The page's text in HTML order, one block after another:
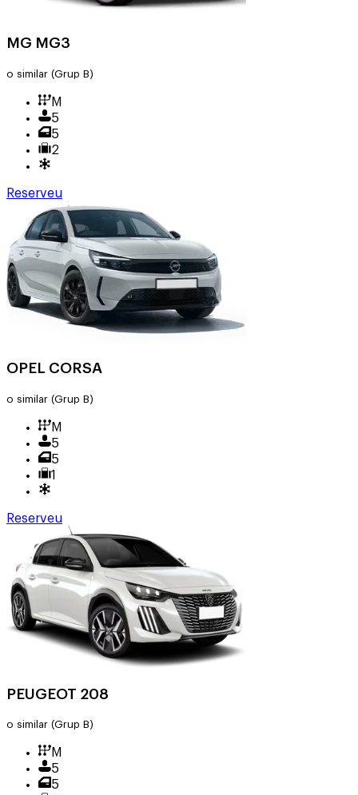
MG MG3
o similar (Grup B)
M
5
5
2
Reserveu
OPEL CORSA
o similar (Grup B)
M
5
5
1
Reserveu
PEUGEOT 208
o similar (Grup B)
M
5
5